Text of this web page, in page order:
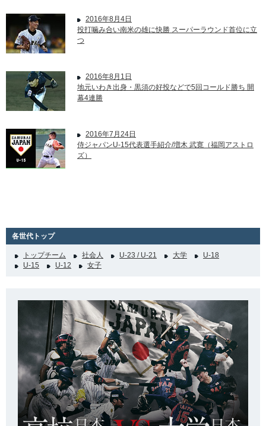
2016年8月4日
投打噛み合い南米の雄に快勝 スーパーラウンド首位に立
つ
2016年8月1日
地元いわき出身・黒須の好投などで5回コールド勝ち 開
幕4連勝
2016年7月24日
侍ジャパンU-15代表選手紹介/増木 武寛（福岡アストロ
ズ）
各世代トップ
トップチーム 社会人 U-23 / U-21 大学
U-18
U-15
U-12 女子